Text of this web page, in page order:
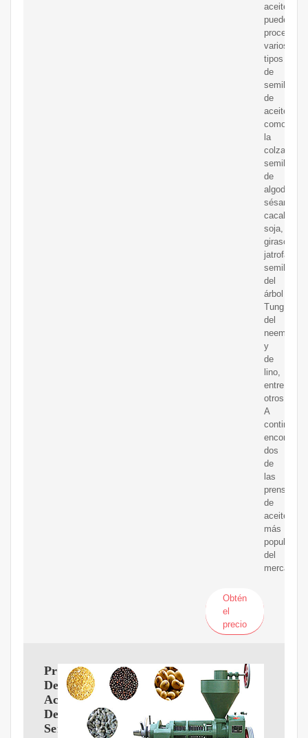
aceite
pueden
procesar
varios
tipos
de
semillas
de
aceite
como
la
colza,
semillas
de
algodón,
sésamo,
cacahuete,
soja,
girasol,
jatrofa,
semillas
del
árbol
Tung,
del
neem
y
de
lino,
entre
otros.
A
encontrará
dos
de
las
prensas
de
aceite
más
populares
del
mercado:
Obtén
el
precio
Prensa
De
Aceite
De
Semillas